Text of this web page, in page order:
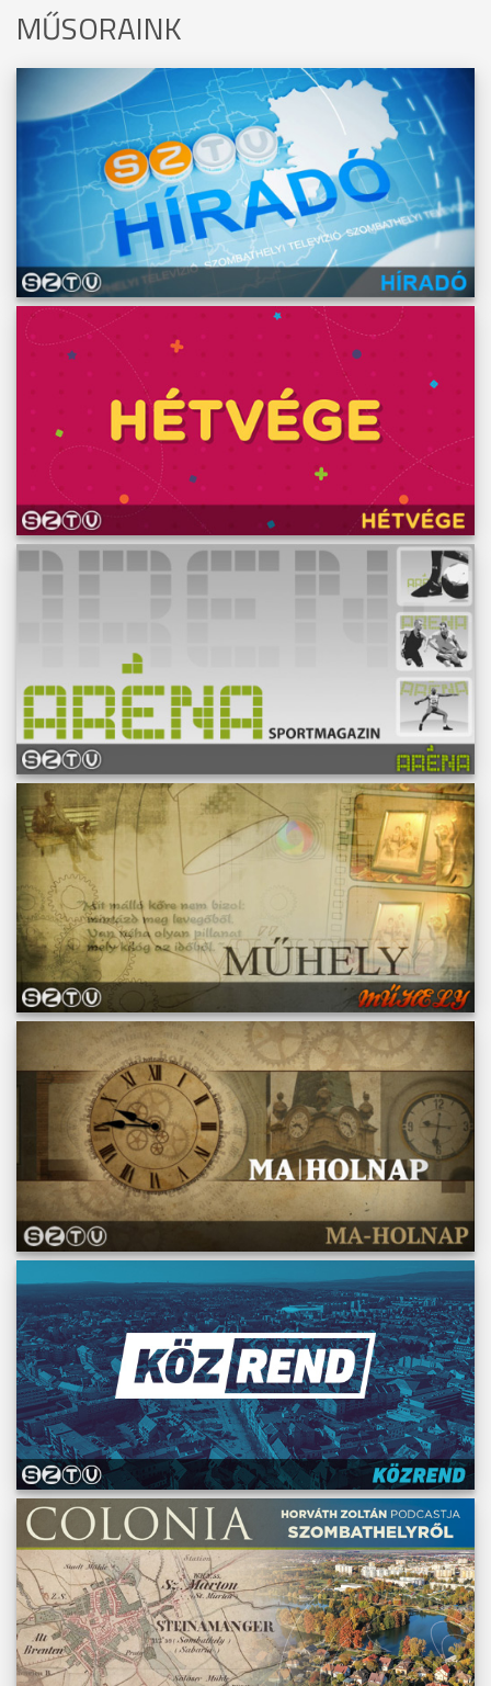
MŰSORAINK